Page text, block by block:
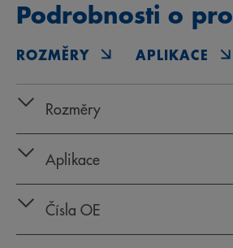
Podrobnosti o
ROZMĚRY APLIKACE
Rozměry
Aplikace
Čísla OE